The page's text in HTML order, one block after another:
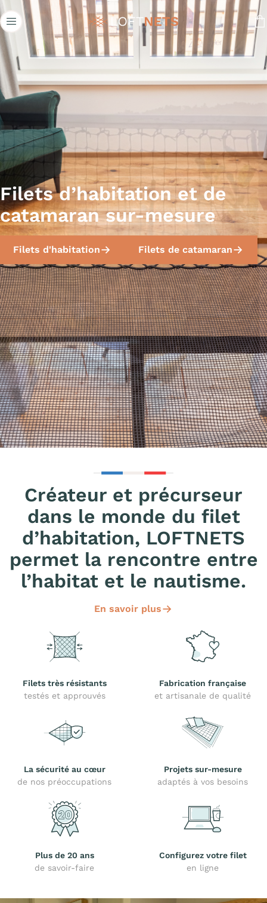
Loftnets
Filets d’habitation et de
catamaran sur-mesure
Filets d'habitation Filets de catamaran
Créateur et précurseur
dans le monde du filet
d’habitation, LOFTNETS
permet la rencontre entre
l’habitat et le nautisme.
En savoir plus
Filets très résistants
testés et approuvés
Fabrication française
et artisanale de qualité
La sécurité au cœur
de nos préoccupations
Projets sur-mesure
adaptés à vos besoins
Plus de 20 ans
de savoir-faire
Configurez votre filet
en ligne